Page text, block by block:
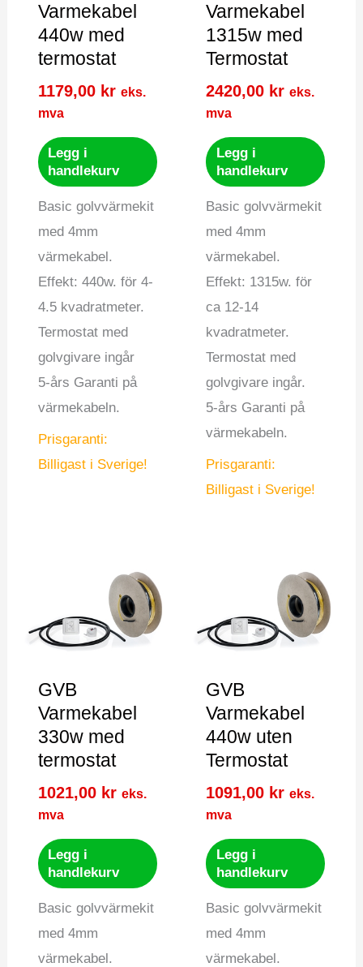
Varmekabel
440w med
termostat
1179,00 kr eks.
mva
Legg i
handlekurv
Basic golvvärmekit
med 4mm
värmekabel.
Effekt: 440w. för 4-
4.5 kvadratmeter.
Termostat med
golvgivare ingår
5-års Garanti på
värmekabeln.
Prisgaranti:
Billigast i Sverige!
Varmekabel
1315w med
Termostat
2420,00 kr eks.
mva
Legg i
handlekurv
Basic golvvärmekit
med 4mm
värmekabel.
Effekt: 1315w. för
ca 12-14
kvadratmeter.
Termostat med
golvgivare ingår.
5-års Garanti på
värmekabeln.
Prisgaranti:
Billigast i Sverige!
GVB
Varmekabel
330w med
termostat
1021,00 kr eks.
mva
Legg i
handlekurv
Basic golvvärmekit
med 4mm
värmekabel.
GVB
Varmekabel
440w uten
Termostat
1091,00 kr eks.
mva
Legg i
handlekurv
Basic golvvärmekit
med 4mm
värmekabel.